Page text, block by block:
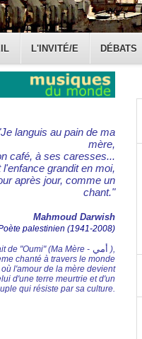
L'INVITÉ/E DÉBATS
languis au pain de ma
mère,
café, à ses caresses...
l'enfance grandit en moi,
après jour, comme un
chant."
Mahmoud Darwish
palestinien (1941-2008)
de "Oumi" (Ma Mère - أمي ),
chanté à travers le monde
l'amour de la mère devient
d'une terre meurtrie et d'un
qui résiste par sa culture.